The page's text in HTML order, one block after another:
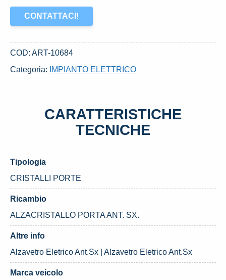
CONTATTACI!
COD: ART-10684
Categoria:
IMPIANTO ELETTRICO
CARATTERISTICHE
TECNICHE
Tipologia
CRISTALLI PORTE
Ricambio
ALZACRISTALLO PORTA ANT. SX.
Altre info
Alzavetro Eletrico Ant.Sx | Alzavetro Eletrico Ant.Sx
Marca veicolo